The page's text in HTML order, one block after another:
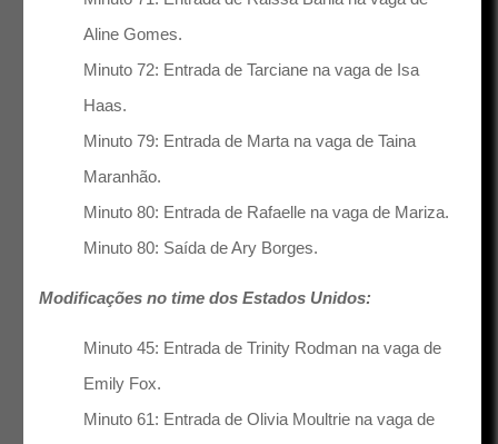
Aline Gomes.
Minuto 72: Entrada de Tarciane na vaga de Isa
Haas.
Minuto 79: Entrada de Marta na vaga de Taina
Maranhão.
Minuto 80: Entrada de Rafaelle na vaga de Mariza.
Minuto 80: Saída de Ary Borges.
Modificações no time dos Estados Unidos:
Minuto 45: Entrada de Trinity Rodman na vaga de
Emily Fox.
Minuto 61: Entrada de Olivia Moultrie na vaga de